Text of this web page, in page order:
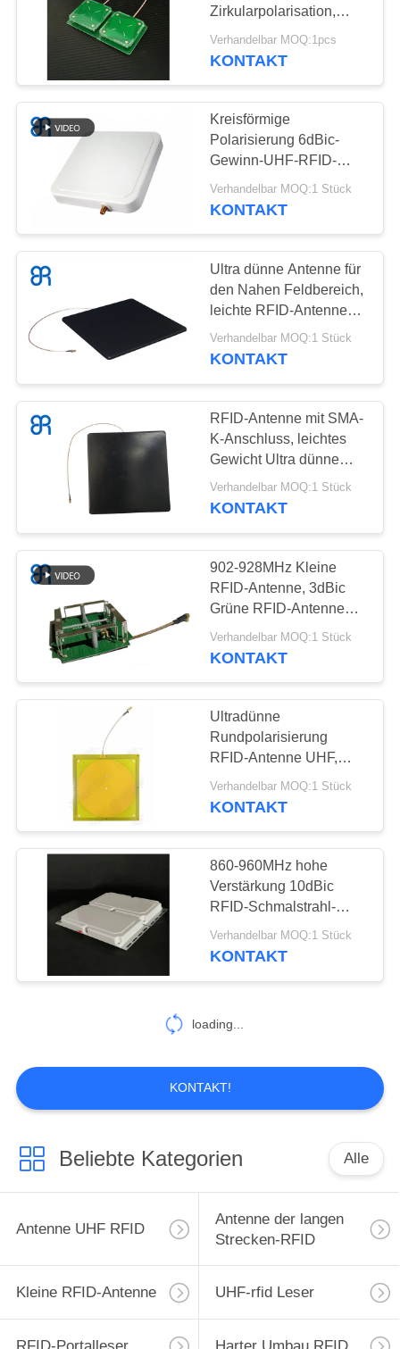
NACHRICHTEN
ALLE
FÄLLE
FORDERN
EIN
ZITAT
SITEMAP
DATENSCHUTZRICHTLINIE
UHF-rfid Leser
21
RFID-Portalleser
Harter Umbau RFID
100
Dauerhafte RFID-
Umbauten
Hohe Antenne des
Gewinn-RFID
33
Antenne des
15
Schmale Strahln-
Antenne
38
Zirkularpolarisation,
UHF-RFID-Antenne mit
3 dBic
Verhandelbar MOQ:1pcs
KONTAKT
Kreisförmige
Polarisierung 6dBic-
Gewinn-UHF-RFID-
Antenne, kleine Antenne
RFID für die
Verhandelbar MOQ:1 Stück
KONTAKT
Ultra dünne Antenne für
den Nahen Feldbereich,
leichte RFID-Antenne
UHF Einfache
Installation für
Verhandelbar MOQ:1 Stück
KONTAKT
RFID-Antenne mit SMA-
K-Anschluss, leichtes
Gewicht Ultra dünne
Antenne Einfach zu
installieren für
Verhandelbar MOQ:1 Stück
KONTAKT
902-928MHz Kleine
RFID-Antenne, 3dBic
Grüne RFID-Antenne
UHF für Handleser
Verhandelbar MOQ:1 Stück
KONTAKT
Ultradünne
Rundpolarisierung
RFID-Antenne UHF,
hohe Verstärkung 8dBic
Richtungsantenne für
Verhandelbar MOQ:1 Stück
KONTAKT
860-960MHz hohe
Verstärkung 10dBic
RFID-Schmalstrahl-
Antenne,
Rundpolarisierung
Verhandelbar MOQ:1 Stück
KONTAKT
loading...
KONTAKT!
Beliebte Kategorien Alle
Antenne UHF RFID
Antenne der langen
Strecken-RFID
Kleine RFID-Antenne UHF-rfid Leser